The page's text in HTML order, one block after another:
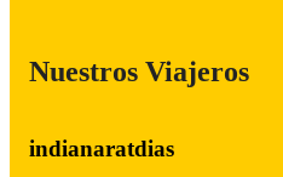
Nuestros Viajeros
indianaratdias